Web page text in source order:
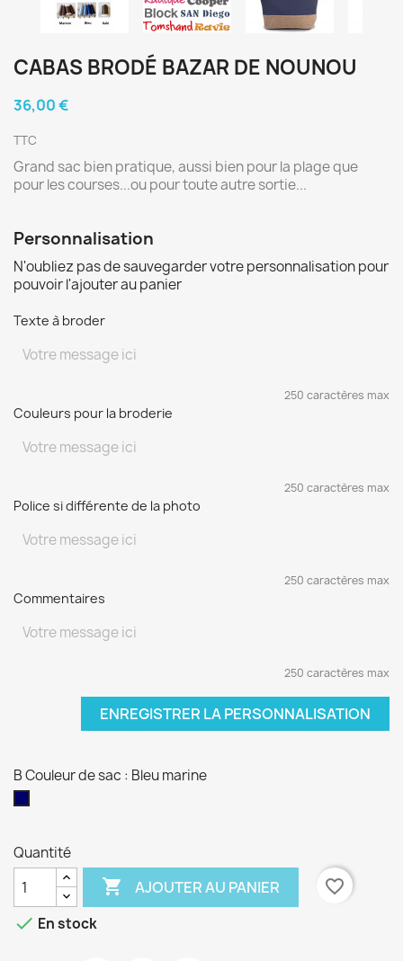
CABAS BRODÉ BAZAR DE NOUNOU
36,00 €
TTC
Grand sac bien pratique, aussi bien pour la plage que
pour les courses...ou pour toute autre sortie...
Personnalisation
N'oubliez pas de sauvegarder votre personnalisation pour
pouvoir l'ajouter au panier
Texte à broder
250 caractères max
Couleurs pour la broderie
250 caractères max
Police si différente de la photo
250 caractères max
Commentaires
250 caractères max
ENREGISTRER LA PERSONNALISATION
B Couleur de sac : Bleu marine
Quantité
 AJOUTER AU PANIER
favorite_border
 En stock